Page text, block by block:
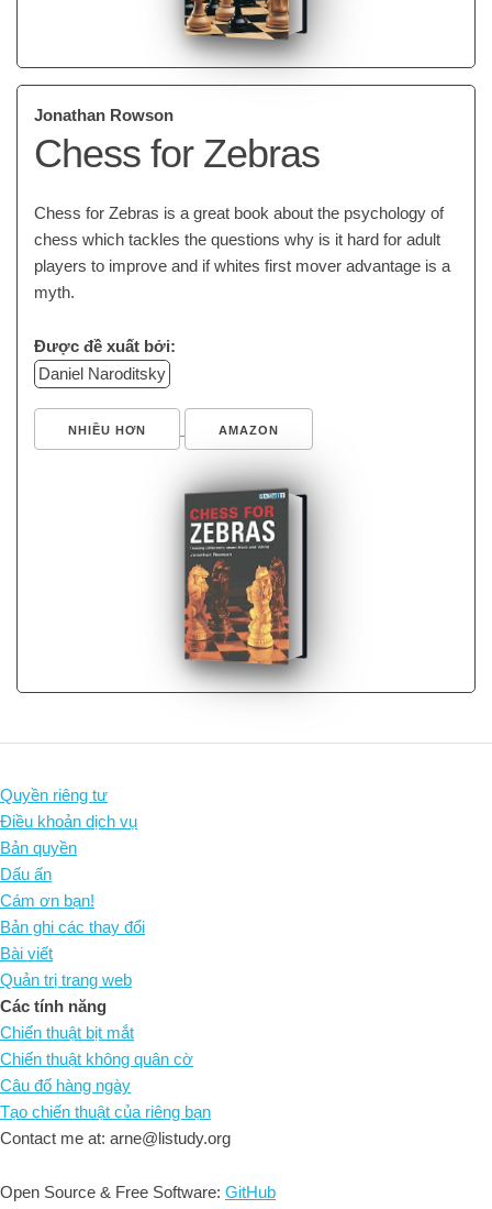
Jonathan Rowson
Chess for Zebras
Chess for Zebras is a great book about the psychology of
chess which tackles the questions why is it hard for adult
players to improve and if whites first mover advantage is a
myth.
Được đề xuất bởi:
Daniel Naroditsky
NHIỀU HƠN AMAZON
Quyền riêng tư
Điều khoản dịch vụ
Bản quyền
Dấu ấn
Cám ơn bạn!
Bản ghi các thay đổi
Bài viết
Quản trị trang web
Các tính năng
Chiến thuật bịt mắt
Chiến thuật không quân cờ
Câu đố hàng ngày
Tạo chiến thuật của riêng bạn
Contact me at: arne@listudy.org
Open Source & Free Software: GitHub